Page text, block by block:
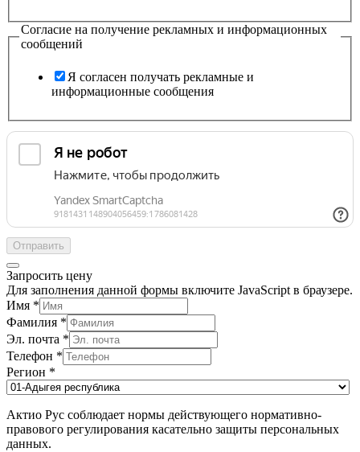
Согласие на получение рекламных и информационных
сообщений
Я согласен получать рекламные и
информационные сообщения
Отправить
Запросить цену
Для заполнения данной формы включите JavaScript в браузере.
Имя *
Фамилия *
Эл. почта *
Телефон *
Регион *
Актио Рус соблюдает нормы действующего нормативно-
правового регулирования касательно защиты персональных
данных.